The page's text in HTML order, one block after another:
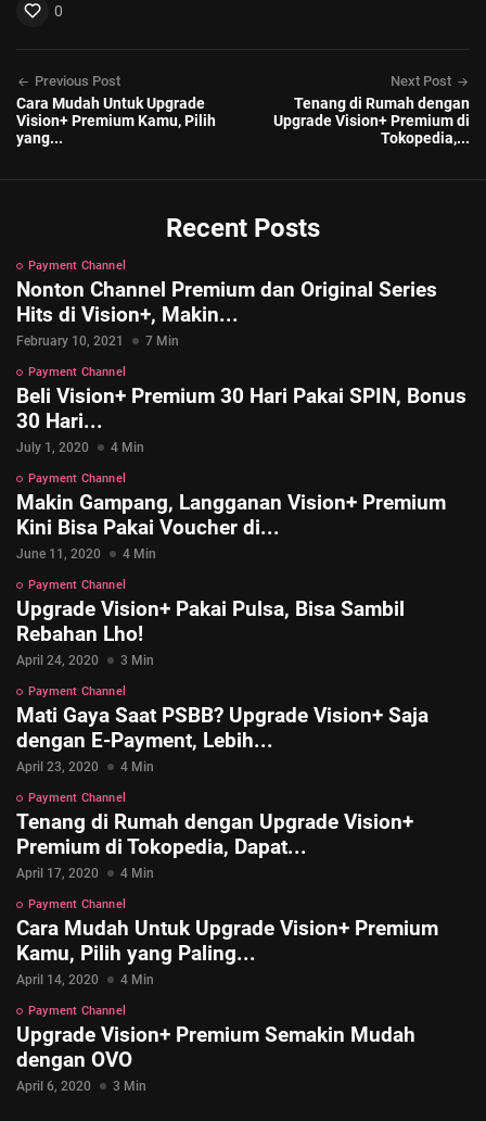
0
Previous Post
Cara Mudah Untuk Upgrade
Vision+ Premium Kamu, Pilih
yang...
Next Post
Tenang di Rumah dengan
Upgrade Vision+ Premium di
Tokopedia,...
Recent Posts
Payment Channel
Nonton Channel Premium dan Original Series
Hits di Vision+, Makin...
February 10, 2021 7 Min
Payment Channel
Beli Vision+ Premium 30 Hari Pakai SPIN, Bonus
30 Hari...
July 1, 2020 4 Min
Payment Channel
Makin Gampang, Langganan Vision+ Premium
Kini Bisa Pakai Voucher di...
June 11, 2020 4 Min
Payment Channel
Upgrade Vision+ Pakai Pulsa, Bisa Sambil
Rebahan Lho!
April 24, 2020 3 Min
Payment Channel
Mati Gaya Saat PSBB? Upgrade Vision+ Saja
dengan E-Payment, Lebih...
April 23, 2020 4 Min
Payment Channel
Tenang di Rumah dengan Upgrade Vision+
Premium di Tokopedia, Dapat...
April 17, 2020 4 Min
Payment Channel
Cara Mudah Untuk Upgrade Vision+ Premium
Kamu, Pilih yang Paling...
April 14, 2020 4 Min
Payment Channel
Upgrade Vision+ Premium Semakin Mudah
dengan OVO
April 6, 2020 3 Min